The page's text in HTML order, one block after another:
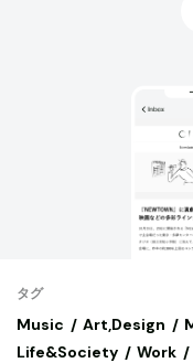
タグ
Music Art,Design
Life&Society
Work